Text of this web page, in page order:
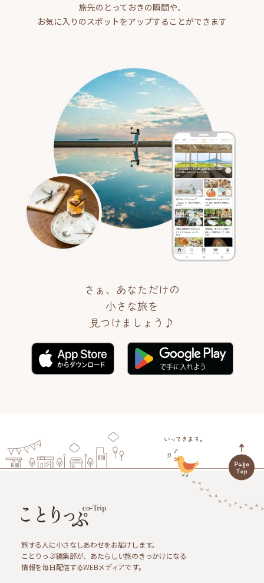
旅先のとっておきの瞬間や、
お気に入りのスポットをアップすることができます
さぁ、あなただけの
小さな旅を
見つけましょう♪
旅する人に小さなしあわせをお届けします。
ことりっぷ編集部が、あたらしい旅のきっかけになる
情報を毎日配信するWEBメディアです。